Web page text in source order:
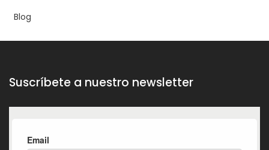
Blog
Suscríbete a nuestro newsletter